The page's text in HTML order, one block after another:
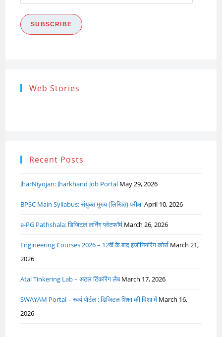
enter
valid
Email
SUBSCRIBE
Web Stories
Ethics (शोध
Recent Posts
JharNiyojan: Jharkhand Job Portal May 29, 2026
BPSC Main Syllabus: संयुक्त मुख्य (लिखित) परीक्षाApril 10, 2026
e-PG Pathshala: डिजिटल लर्निंग प्लेटफॉर्म March 26, 2026
Engineering Courses 2026 – 12वीं के बाद इंजीनियरिंग कोर्स March 21,
2026
Atal Tinkering Lab – अटल टिंकरिंग लैब March 17, 2026
SWAYAM Portal – स्वयं पोर्टल : डिजिटल शिक्षा की दिशा में March 16,
2026